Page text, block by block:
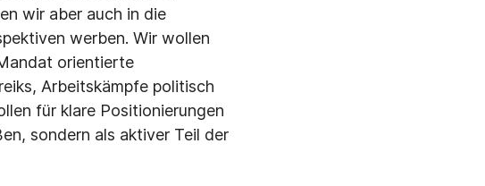
wir aber auch in die
werben. Wir wollen
orientierte
Arbeitskämpfe politisch
für klare Positionierungen
sondern als aktiver Teil der